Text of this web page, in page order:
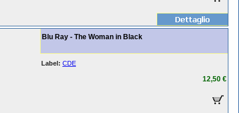
Blu Ray - The Woman in Black
Label: CDE
12,50 €